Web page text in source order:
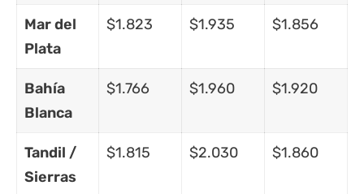
Mar del
Plata
$1.823 $1.935 $1.856
Bahía
Blanca
$1.766 $1.960 $1.920
Tandil /
Sierras
$1.815 $2.030 $1.860